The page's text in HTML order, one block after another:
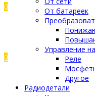
0
0
От батареек
Управление
Реле
Другое
Радиодетали